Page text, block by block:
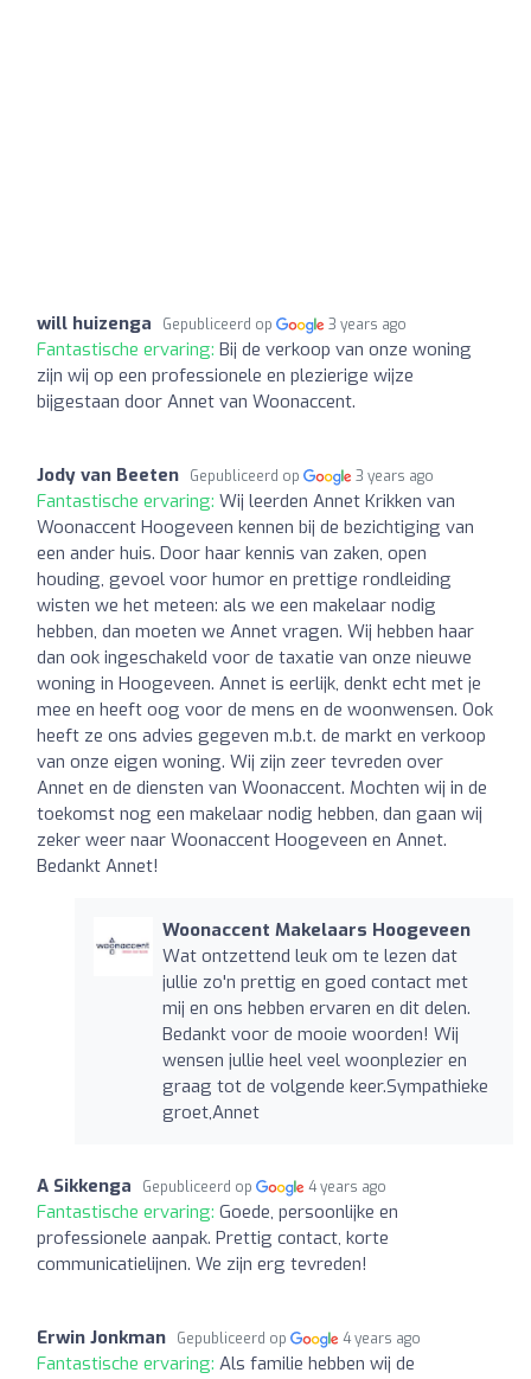
will huizenga Gepubliceerd op 3 years ago
Fantastische ervaring: Bij de verkoop van onze woning
zijn wij op een professionele en plezierige wijze
bijgestaan door Annet van Woonaccent.
Jody van Beeten Gepubliceerd op 3 years ago
Fantastische ervaring: Wij leerden Annet Krikken van
Woonaccent Hoogeveen kennen bij de bezichtiging van
een ander huis. Door haar kennis van zaken, open
houding, gevoel voor humor en prettige rondleiding
wisten we het meteen: als we een makelaar nodig
hebben, dan moeten we Annet vragen. Wij hebben haar
dan ook ingeschakeld voor de taxatie van onze nieuwe
woning in Hoogeveen. Annet is eerlijk, denkt echt met je
mee en heeft oog voor de mens en de woonwensen. Ook
heeft ze ons advies gegeven m.b.t. de markt en verkoop
van onze eigen woning. Wij zijn zeer tevreden over
Annet en de diensten van Woonaccent. Mochten wij in de
toekomst nog een makelaar nodig hebben, dan gaan wij
zeker weer naar Woonaccent Hoogeveen en Annet.
Bedankt Annet!
Woonaccent Makelaars Hoogeveen
Wat ontzettend leuk om te lezen dat
jullie zo'n prettig en goed contact met
mij en ons hebben ervaren en dit delen.
Bedankt voor de mooie woorden! Wij
wensen jullie heel veel woonplezier en
graag tot de volgende keer.Sympathieke
groet,Annet
A Sikkenga Gepubliceerd op 4 years ago
Fantastische ervaring: Goede, persoonlijke en
professionele aanpak. Prettig contact, korte
communicatielijnen. We zijn erg tevreden!
Erwin Jonkman Gepubliceerd op 4 years ago
Fantastische ervaring: Als familie hebben wij de